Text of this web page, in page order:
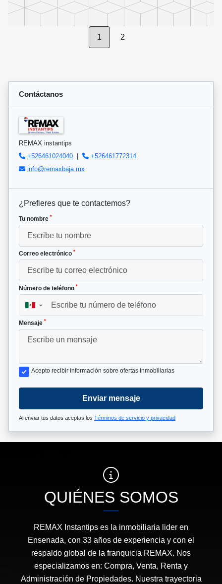
1 2
Contáctanos
REMAX instantips
+526461024040 |
+526461772314
info@remaxbaja.mx
¿Prefieres que te contactemos?
Tu nombre *
Correo electrónico *
Número de teléfono *
▼
Mensaje *
Acepto recibir información sobre ofertas inmobiliarias
Enviar mensaje
Al enviar tus datos aceptas los Términos de servicio y privacidad
QUIÉNES SOMOS
REMAX Instantips es la inmobiliaria lider en
Ensenada, con 33 años de experiencia y con el
respaldo global de la franquicia REMAX. Nos
especializamos en: Compra, Venta, Renta y
Administración de Propiedades. Nuestra trayectoria